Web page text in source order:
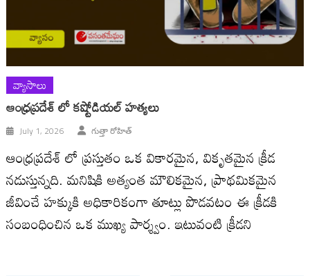
వ్యాసాలు
ఆంధ్రప్రదేశ్ లో కష్టోడియల్ హత్యలు
July 1, 2026 గుత్తా రోహిత్
ఆంధ్రప్రదేశ్ లో ప్రస్తుతం ఒక వికారమైన, వికృతమైన క్రీడ
నడుస్తున్నది. మనిషికి అత్యంత మౌలికమైన, ప్రాథమికమైన
జీవించే హక్కుకి అధికారికంగా తూట్లు పొడవటం ఈ క్రీడకి
సంబంధించిన ఒక ముఖ్య పార్శ్వం. ఇటువంటి క్రీడని